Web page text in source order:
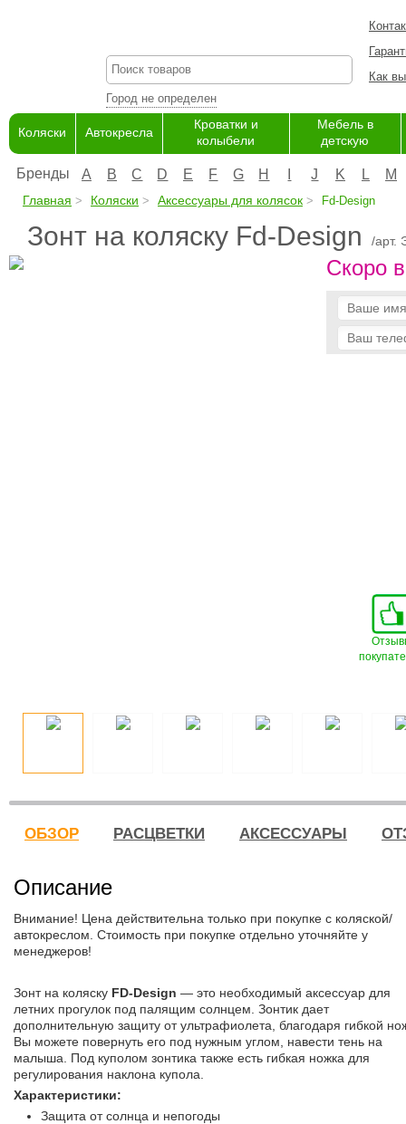
Город не определен
Как
Коляски Автокресла
Кроватки и
колыбели
Мебель в
детскую
Бренды A B C D E F G H J K L M
Главная Коляски Аксессуары для колясок Fd-Design
Зонт на коляску Fd-Design /арт.
Скоро
ОБЗОР РАСЦВЕТКИ АКСЕССУАРЫ
Описание
Внимание! Цена действительна только при покупке с коляской/
автокреслом. Стоимость при покупке отдельно уточняйте у
менеджеров!
Зонт на коляску FD-Design — это необходимый аксессуар для
летних прогулок под палящим солнцем. Зонтик дает
дополнительную защиту от ультрафиолета, благодаря гибкой
Вы можете повернуть его под нужным углом, навести тень на
малыша. Под куполом зонтика также есть гибкая ножка для
регулирования наклона купола.
Характеристики:
Защита от солнца и непогоды